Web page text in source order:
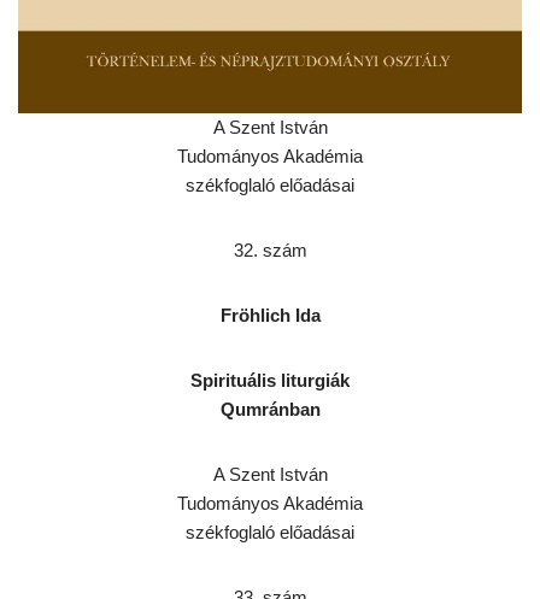
A Szent István
Tudományos Akadémia
székfoglaló előadásai
32. szám
Fröhlich Ida
Spirituális liturgiák
Qumránban
A Szent István
Tudományos Akadémia
székfoglaló előadásai